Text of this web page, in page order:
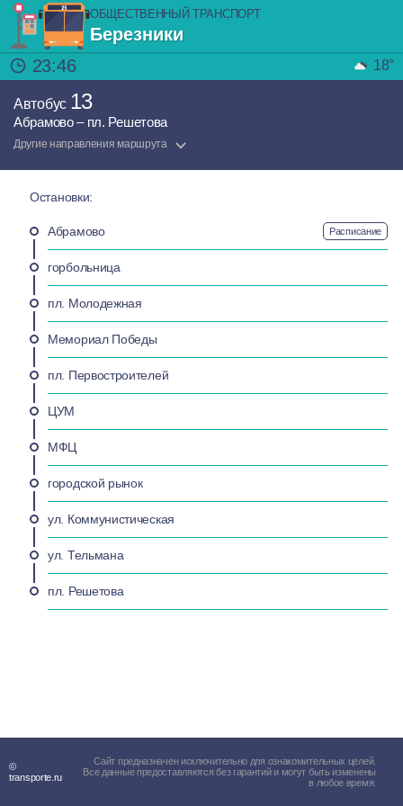
ОБЩЕСТВЕННЫЙ ТРАНСПОРТ
Березники
23:46
18°
Автобус 13
Абрамово – пл. Решетова
Другие направления маршрута
Остановки:
Абрамово Расписание
горбольница
пл. Молодежная
Мемориал Победы
пл. Первостроителей
ЦУМ
МФЦ
городской рынок
ул. Коммунистическая
ул. Тельмана
пл. Решетова
©
transporte.ru
Сайт предназначен исключительно для ознакомительных целей.
Все данные предоставляются без гарантий и могут быть изменены
в любое время.